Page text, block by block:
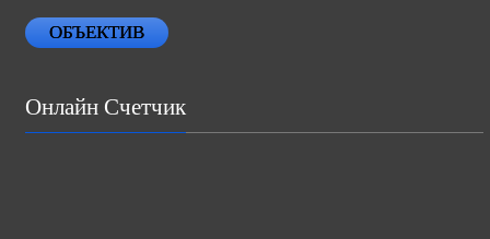
ОБЪЕКТИВ
Онлайн Счетчик